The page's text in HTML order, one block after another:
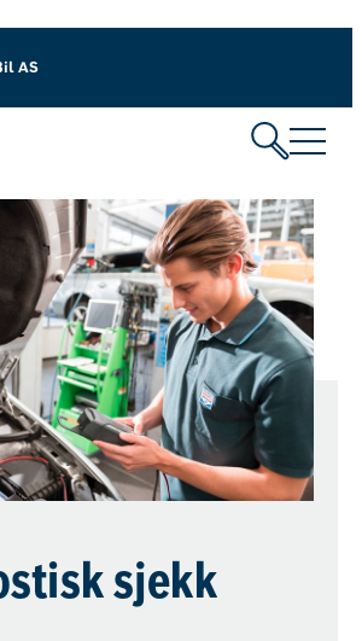
AS
sjekk